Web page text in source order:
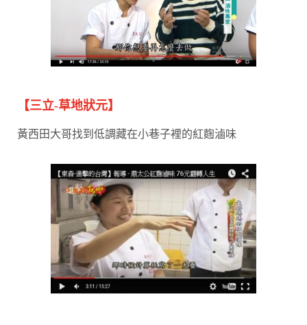
【三立-草地狀元】
黃西田大哥找到低調藏在小巷子裡的紅麴滷味